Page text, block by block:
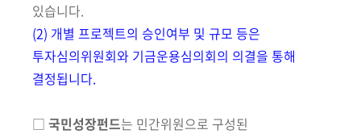
있습니다.
(2) 개별 프로젝트의 승인여부 및 규모 등은
투자심의위원회와 기금운용심의회의 의결을 통해
결정됩니다.
□ 국민성장펀드는 민간위원으로 구성된